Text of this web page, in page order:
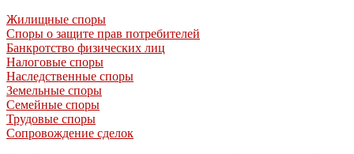
Жилищные споры
Споры о защите прав потребителей
Банкротство физических лиц
Налоговые споры
Наследственные споры
Земельные споры
Семейные споры
Трудовые споры
Сопровождение сделок